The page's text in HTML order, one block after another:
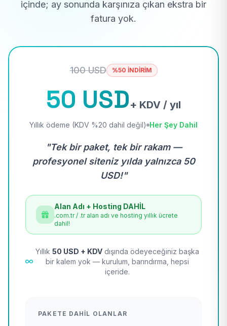
içinde; ay sonunda karşınıza çıkan ekstra bir
fatura yok.
100 USD %50 İNDİRİM
50 USD+ KDV / yıl
Yıllık ödeme (KDV %20 dahil değil) Her Şey Dahil
"Tek bir paket, tek bir rakam —
profesyonel siteniz yılda yalnızca 50
USD!"
Alan Adı + Hosting DAHİL
.com.tr / .tr alan adı ve hosting yıllık ücrete
dahil!
Yıllık 50 USD + KDV dışında ödeyeceğiniz başka
bir kalem yok — kurulum, barındırma, hepsi
içeride.
PAKETE DAHIL OLANLAR